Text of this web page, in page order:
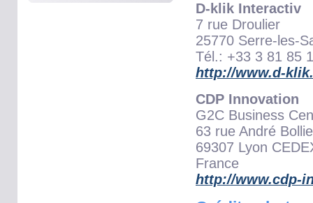
D-klik Interactiv
7 rue Droulier
25770 Serre-les-
Tél.: +33 3 81 85
http://www.d-
CDP Innovation
G2C Business
63 rue André
69307 Lyon
France
http://www.cdp-